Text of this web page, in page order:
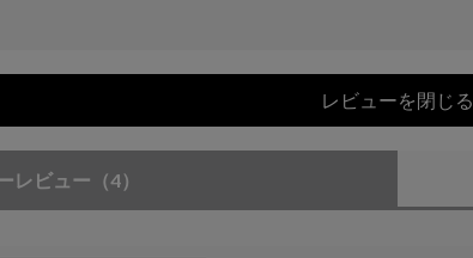
レビューを閉じる
レビュー （4）